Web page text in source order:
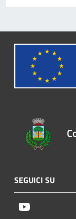
SEGUICI SU